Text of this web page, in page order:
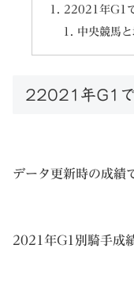
22021年G1
中央競馬
22021年G1で
データ更新時の成績
2021年G1別騎手成